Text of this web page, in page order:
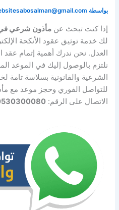
بواسطة
إذا كنت تبحث عنمأذون شرعي في
لك خدمة توثيق عقود الأنكحة
العدل. نحن ندرك أهمية إتمام عقد
نلتزم بالوصول إليك في الموعد
الشرعية والقانونية بسلاسة تامة
للتواصل الفوري وحجز موعد مع
الاتصال على الرقم: